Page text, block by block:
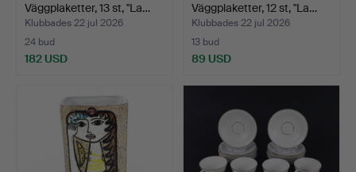
Väggplaketter, 13 st, "La…
Klubbades 22 jul 2026
24 bud
182 USD
Väggplaketter, 12 st, "La…
Klubbades 22 jul 2026
13 bud
89 USD